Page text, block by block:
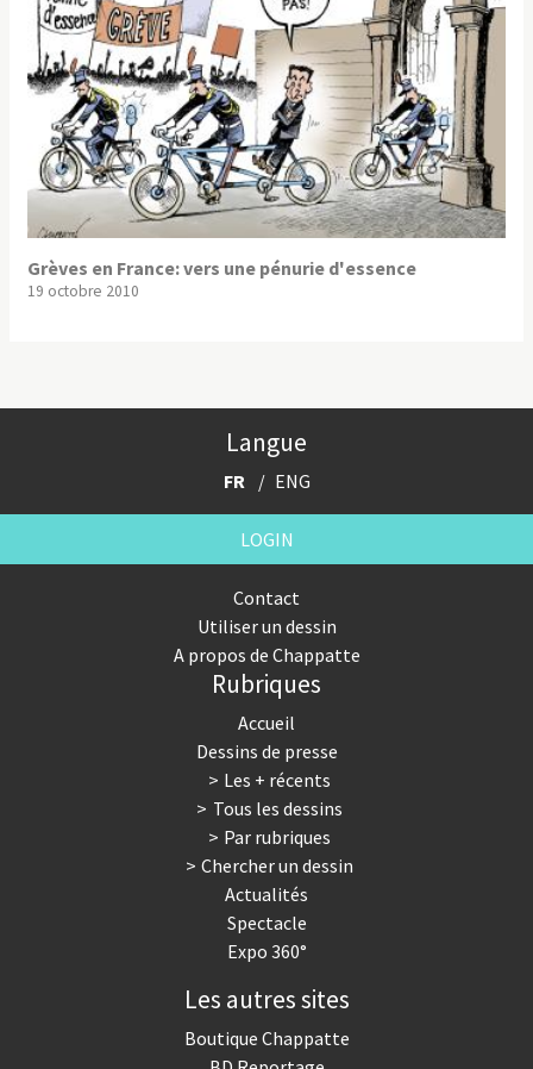
Grèves en France: vers une pénurie d'essence
19 octobre 2010
Langue
FR ENG
LOGIN
Contact
Utiliser un dessin
A propos de Chappatte
Rubriques
Accueil
Dessins de presse
Les + récents
Tous les dessins
Par rubriques
Chercher un dessin
Actualités
Spectacle
Expo 360°
Les autres sites
Boutique Chappatte